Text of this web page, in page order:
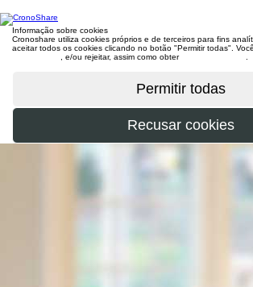
Informação sobre cookies
Cronoshare utiliza cookies próprios e de terceiros para fins
aceitar todos os cookies clicando no botão "Permitir todas".
, e/ou rejeitar, assim como obter